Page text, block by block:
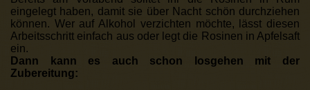
eingelegt haben, damit sie über Nacht schön durchziehen
können. Wer auf Alkohol verzichten möchte, lässt diesen
Arbeitsschritt einfach aus oder legt die Rosinen in Apfelsaft
ein.
Dann kann es auch schon losgehen mit der
Zubereitung: